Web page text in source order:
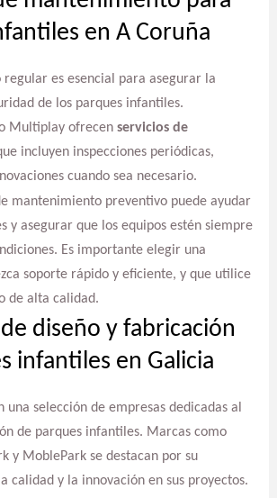
en A Coruña
es esencial para asegurar la
de los parques infantiles.
Multiplay ofrecen servicios de
incluyen inspecciones periódicas,
cuando sea necesario.
mantenimiento preventivo puede ayudar
y asegurar que los equipos estén siempre
Es importante elegir una
soporte rápido y eficiente, y que utilice
de alta calidad.
diseño y fabricación
infantiles en Galicia
una selección de empresas dedicadas al
de parques infantiles. Marcas como
y MoblePark se destacan por su
calidad y la innovación en sus proyectos.